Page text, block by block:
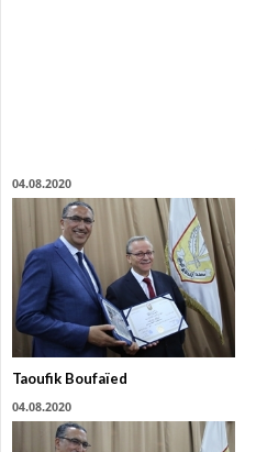
04.08.2020
Taoufik Boufaïed
04.08.2020